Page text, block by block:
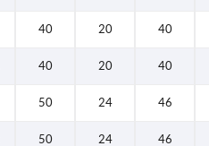
40 20 40
40 20 40
50 24 46
50 24 46